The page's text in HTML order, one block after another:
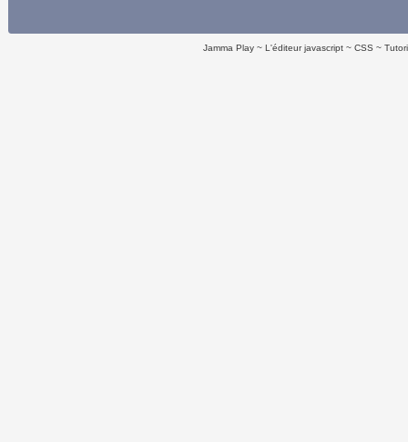
Jamma Play L'éditeur javascript CSS